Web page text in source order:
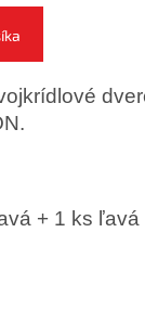
+ 1 ks ľavá